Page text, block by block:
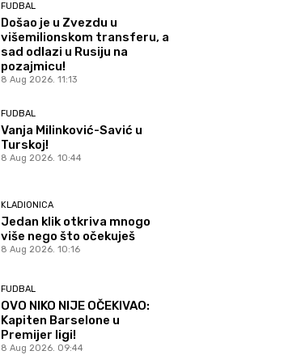
FUDBAL
Došao je u Zvezdu u
višemilionskom transferu, a
sad odlazi u Rusiju na
pozajmicu!
8 Aug 2026. 11:13
FUDBAL
Vanja Milinković-Savić u
Turskoj!
8 Aug 2026. 10:44
KLADIONICA
Jedan klik otkriva mnogo
više nego što očekuješ
8 Aug 2026. 10:16
FUDBAL
OVO NIKO NIJE OČEKIVAO:
Kapiten Barselone u
Premijer ligi!
8 Aug 2026. 09:44